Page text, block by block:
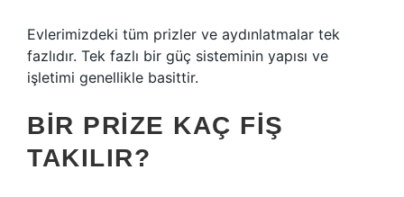
Evlerimizdeki tüm prizler ve aydınlatmalar tek
fazlıdır. Tek fazlı bir güç sisteminin yapısı ve
işletimi genellikle basittir.
BIR PRIZE KAÇ FIŞ
TAKILIR?